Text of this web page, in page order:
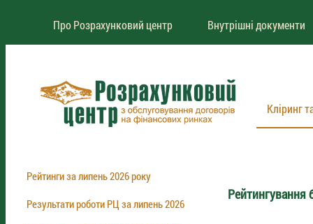
Про Розрахунковий центр Внутрішні документи
Кліринг
Рейтинги за липень 2026 року
Результати роботи РЦ за липень 2026
Рейтингування